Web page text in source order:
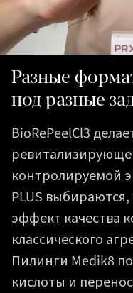
Разные
под разные
BioRePeelCl3
контролируемой
PLUS
эффект качества
классического
Пилинги Medik8
кислоты и